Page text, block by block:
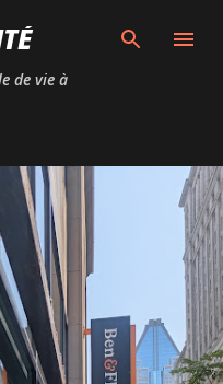
principal
de vie à